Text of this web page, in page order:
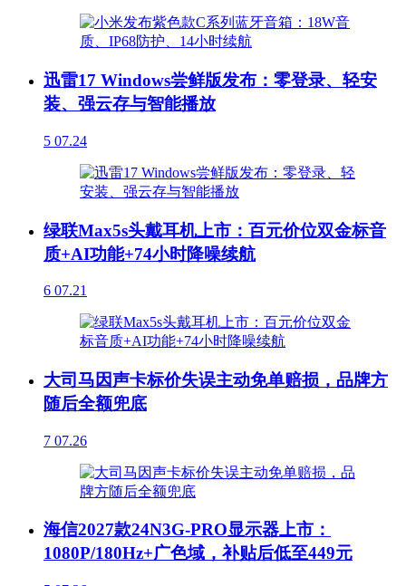
迅雷17 Windows尝鲜版发布：零登录、轻安
装、强云存与智能播放
5 07.24
绿联Max5s头戴耳机上市：百元价位双金标音
质+AI功能+74小时降噪续航
6 07.21
大司马因声卡标价失误主动免单赔损，品牌方
随后全额兜底
7 07.26
海信2027款24N3G-PRO显示器上市：
1080P/180Hz+广色域，补贴后低至449元